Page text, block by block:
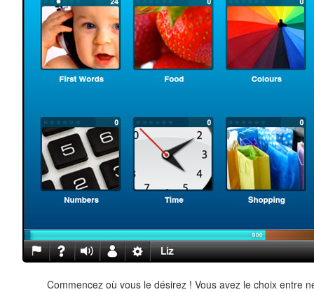
Commencez où vous le désirez ! Vous avez le choix entre